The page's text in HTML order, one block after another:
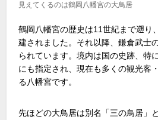
見えてくるのは鶴岡八幡宮の大鳥居
鶴岡八幡宮の歴史は11世紀まで遡り
建されました。それ以降、鎌倉武士
られています。境内は国の史跡、特
にも指定され、現在も多くの観光客
る八幡宮です。
先ほどの大鳥居は別名「三の鳥居」